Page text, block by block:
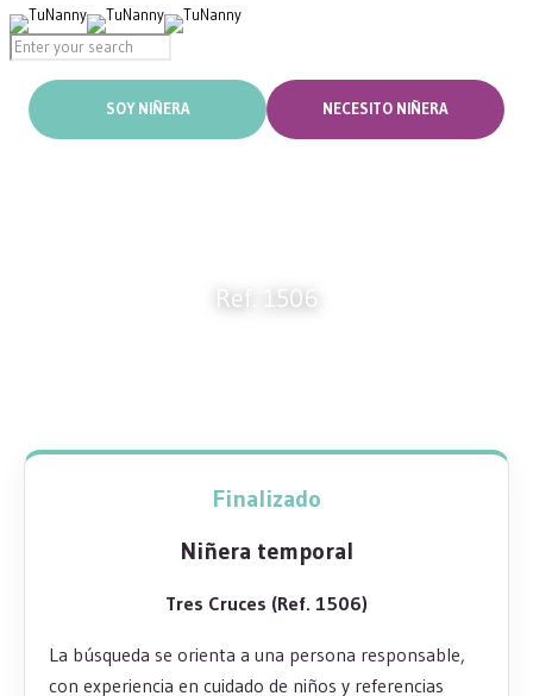
Ref. 1506
Finalizado
Niñera temporal
Tres Cruces (Ref. 1506)
La búsqueda se orienta a una persona responsable,
con experiencia en cuidado de niños y referencias